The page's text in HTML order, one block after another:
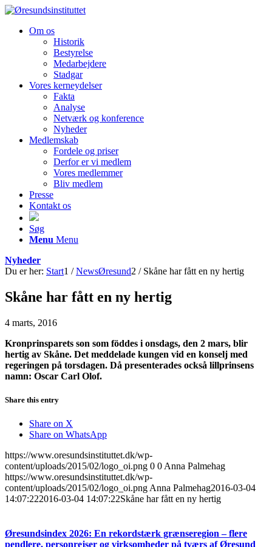
Om os
Historik
Bestyrelse
Medarbejdere
Stadgar
Vores kerneydelser
Fakta
Analyse
Netværk og konference
Nyheder
Medlemskab
Fordele og priser
Derfor er vi medlem
Vores medlemmer
Bliv medlem
Presse
Kontakt os
Søg
Menu Menu
Nyheder
Du er her: Start1 / NewsØresund2 / Skåne har fått en ny hertig
Skåne har fått en ny hertig
4 marts, 2016
Kronprinsparets son som föddes i onsdags, den 2 mars, blir
hertig av Skåne. Det meddelade kungen vid en konselj med
regeringen på torsdagen. Då presenterades också lillprinsens
namn: Oscar Carl Olof.
Share this entry
Share on X
Share on WhatsApp
https://www.oresundsinstituttet.dk/wp-
content/uploads/2015/02/logo_oi.png 0 0 Anna Palmehag
https://www.oresundsinstituttet.dk/wp-
content/uploads/2015/02/logo_oi.png Anna Palmehag2016-03-04
14:07:222016-03-04 14:07:22Skåne har fått en ny hertig
Øresundsindex 2026: En rekordstærk grænseregion – flere
pendlere, personrejser og virksomheder på tværs af Øresund